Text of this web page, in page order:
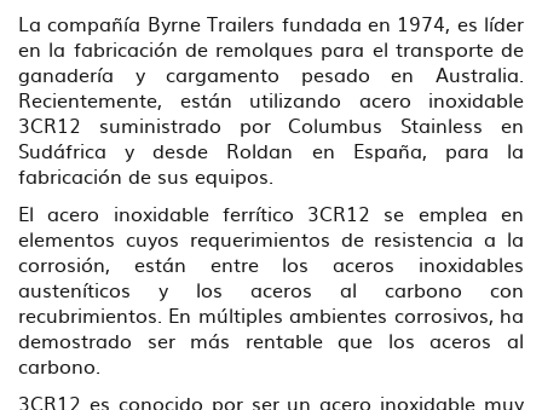
La compañía Byrne Trailers fundada en 1974, es líder
en la fabricación de remolques para el transporte de
ganadería y cargamento pesado en Australia.
Recientemente, están utilizando acero inoxidable
3CR12 suministrado por Columbus Stainless en
Sudáfrica y desde Roldan en España, para la
fabricación de sus equipos.
El acero inoxidable ferrítico 3CR12 se emplea en
elementos cuyos requerimientos de resistencia a la
corrosión, están entre los aceros inoxidables
austeníticos y los aceros al carbono con
recubrimientos. En múltiples ambientes corrosivos, ha
demostrado ser más rentable que los aceros al
carbono.
3CR12 es conocido por ser un acero inoxidable muy